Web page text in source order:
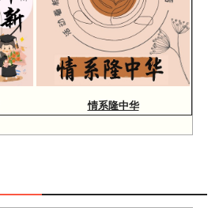
情系隆中华